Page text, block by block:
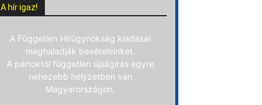
A hír igaz!
A Független Hírügynökség kiadásai
meghaladják bevételeinket.
A pártoktól független újságírás egyre
nehezebb helyzetben van
Magyarországon.